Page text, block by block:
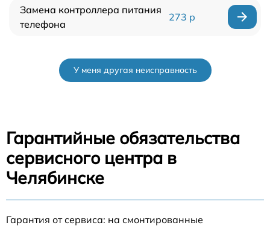
Замена контроллера питания
телефона
273 р
У меня другая неисправность
Гарантийные обязательства
сервисного центра в
Челябинске
Гарантия от сервиса: на смонтированные